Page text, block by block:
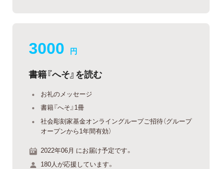
3000 円
書籍『へそ』を読む
お礼のメッセージ
書籍『へそ』1冊
社会彫刻家基金オンライングループご招待（グループ
オープンから1年間有効）
2022年06月 にお届け予定です。
180人が応援しています。